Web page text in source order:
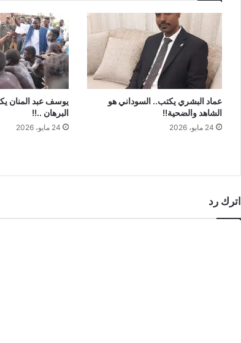
عماد البشري يكتب.. السوداني هو
الشاهد والضحية!!
24 مايو، 2026
يوسف عبد المنان
البرهان ..!!
24 مايو، 2026
اترك رد